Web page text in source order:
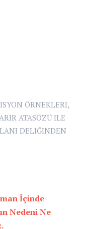
ÖRNEKLERI,
ATASÖZÜ ILE
DELIĞINDEN
İçinde
Nedeni Ne